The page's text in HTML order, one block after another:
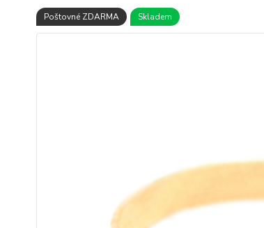
Poštovné ZDARMA Skladem